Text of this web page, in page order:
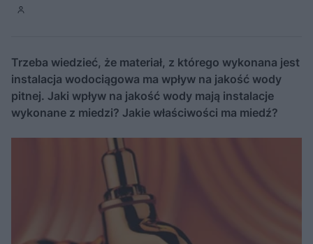
Trzeba wiedzieć, że materiał, z którego wykonana jest
instalacja wodociągowa ma wpływ na jakość wody
pitnej. Jaki wpływ na jakość wody mają instalacje
wykonane z miedzi? Jakie właściwości ma miedź?